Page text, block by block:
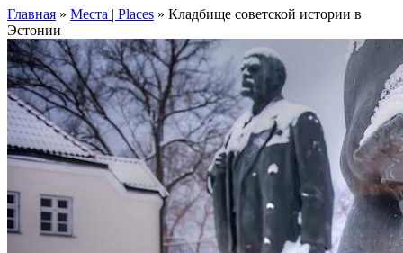
Главная » Места | Places » Кладбище советской истории в
Эстонии